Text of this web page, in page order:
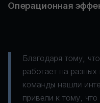
Операционная
Благодаря тому,
работает на
команды нашли
привели к тому,